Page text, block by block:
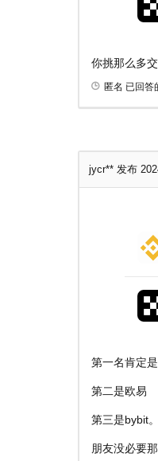
你挑那么多
匿名 已回答
jycr** 发布
第一名肯定
第二是欧易
第三是bybit
朋友没必要